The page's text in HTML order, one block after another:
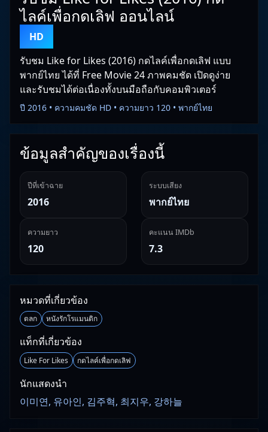
ไลค์เพื่อกดเลิฟ ออนไลน์
HD
รับชม Like for Likes (2016) กดไลค์เพื่อกดเลิฟ แบบ
พากย์ไทย ได้ที่ Free Movie 24 ภาพคมชัด เปิดดูง่าย
และรับชมได้ต่อเนื่องทั้งบนมือถือกับคอมพิวเตอร์
ปี 2016 • ความคมชัด HD • ความยาว 120 • พากย์ไทย
ข้อมูลสำคัญของเรื่องนี้
ปีที่เข้าฉาย
2016
ระบบเสียง
พากย์ไทย
ความยาว
120
คะแนน IMDb
7.3
หมวดที่เกี่ยวข้อง
ตลก หนังรักโรแมนติก
แท็กที่เกี่ยวข้อง
Like For Likes กดไลค์เพื่อกดเลิฟ
นักแสดงนำ
이미연, 유아인, 김주혁, 최지우, 강하늘